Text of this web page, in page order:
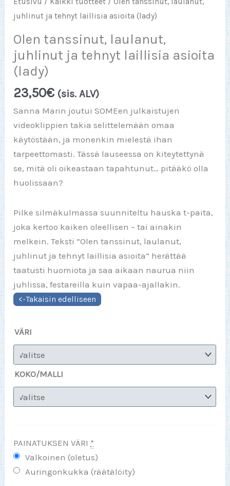
juhlinut ja tehnyt laillisia asioita (lady)
Olen tanssinut, laulanut,
juhlinut ja tehnyt laillisia asioita
(lady)
23,50€ (sis. ALV)
Sanna Marin joutui SOMEen julkaistujen
videoklippien takia selittelemään omaa
käytöstään, ja monenkin mielestä ihan
tarpeettomasti. Tässä lauseessa on kiteytettynä
se, mitä oli oikeastaan tapahtunut… pitääkö olla
huolissaan?
Pilke silmäkulmassa suunniteltu hauska t-paita,
joka kertoo kaiken oleellisen – tai ainakin
melkein. Teksti ”Olen tanssinut, laulanut,
juhlinut ja tehnyt laillisia asioita” herättää
taatusti huomiota ja saa aikaan naurua niin
juhlissa, festareilla kuin vapaa-ajallakin.
VÄRI
KOKO/MALLI
PAINATUKSEN VÄRI *
Valkoinen (oletus)
Auringonkukka (räätälöity)